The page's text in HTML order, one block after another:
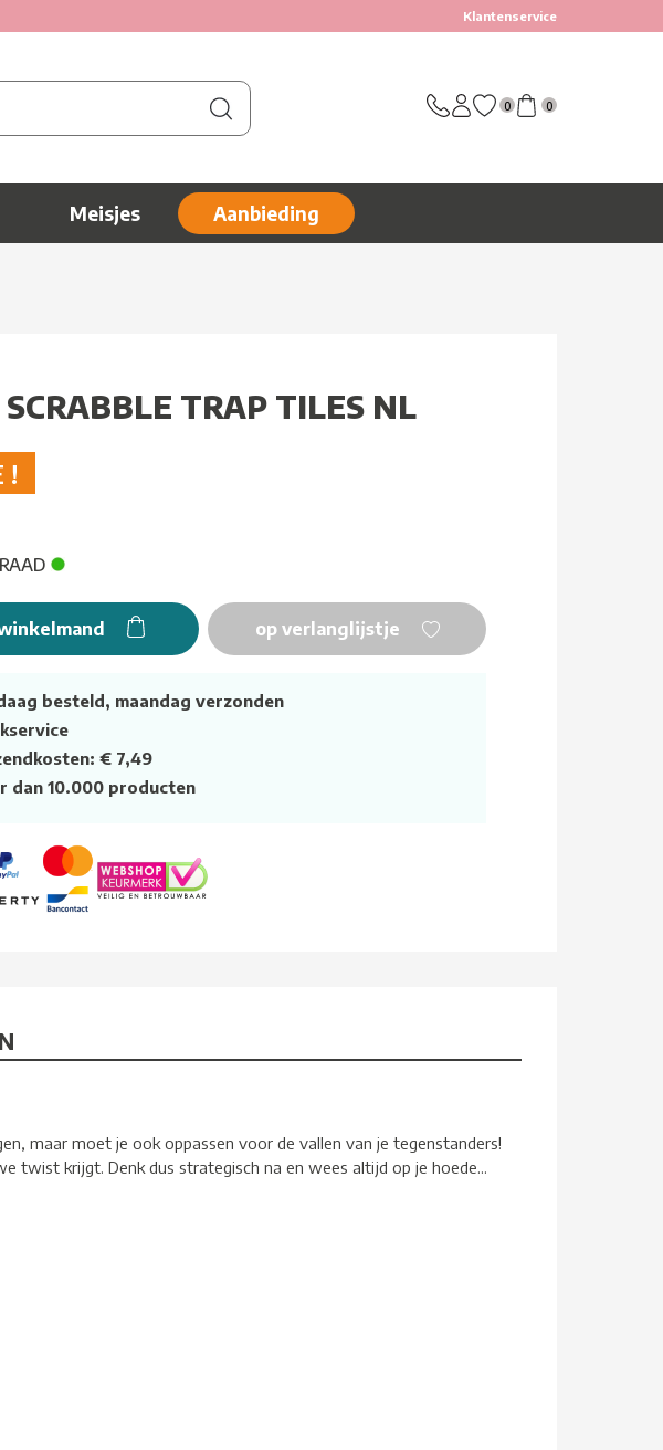
Klantenservice
0 0
Meisjes Aanbieding
SCRABBLE TRAP TILES NL
!
op verlanglijstje
besteld, maandag verzonden
€ 7,49
dan 10.000 producten
maar moet je ook oppassen voor de vallen van je tegenstanders!
twist krijgt. Denk dus strategisch na en wees altijd op je hoede...